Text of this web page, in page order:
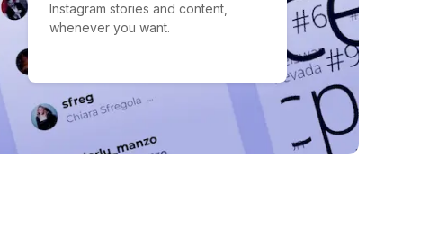
Instagram stories and content,
whenever you want.